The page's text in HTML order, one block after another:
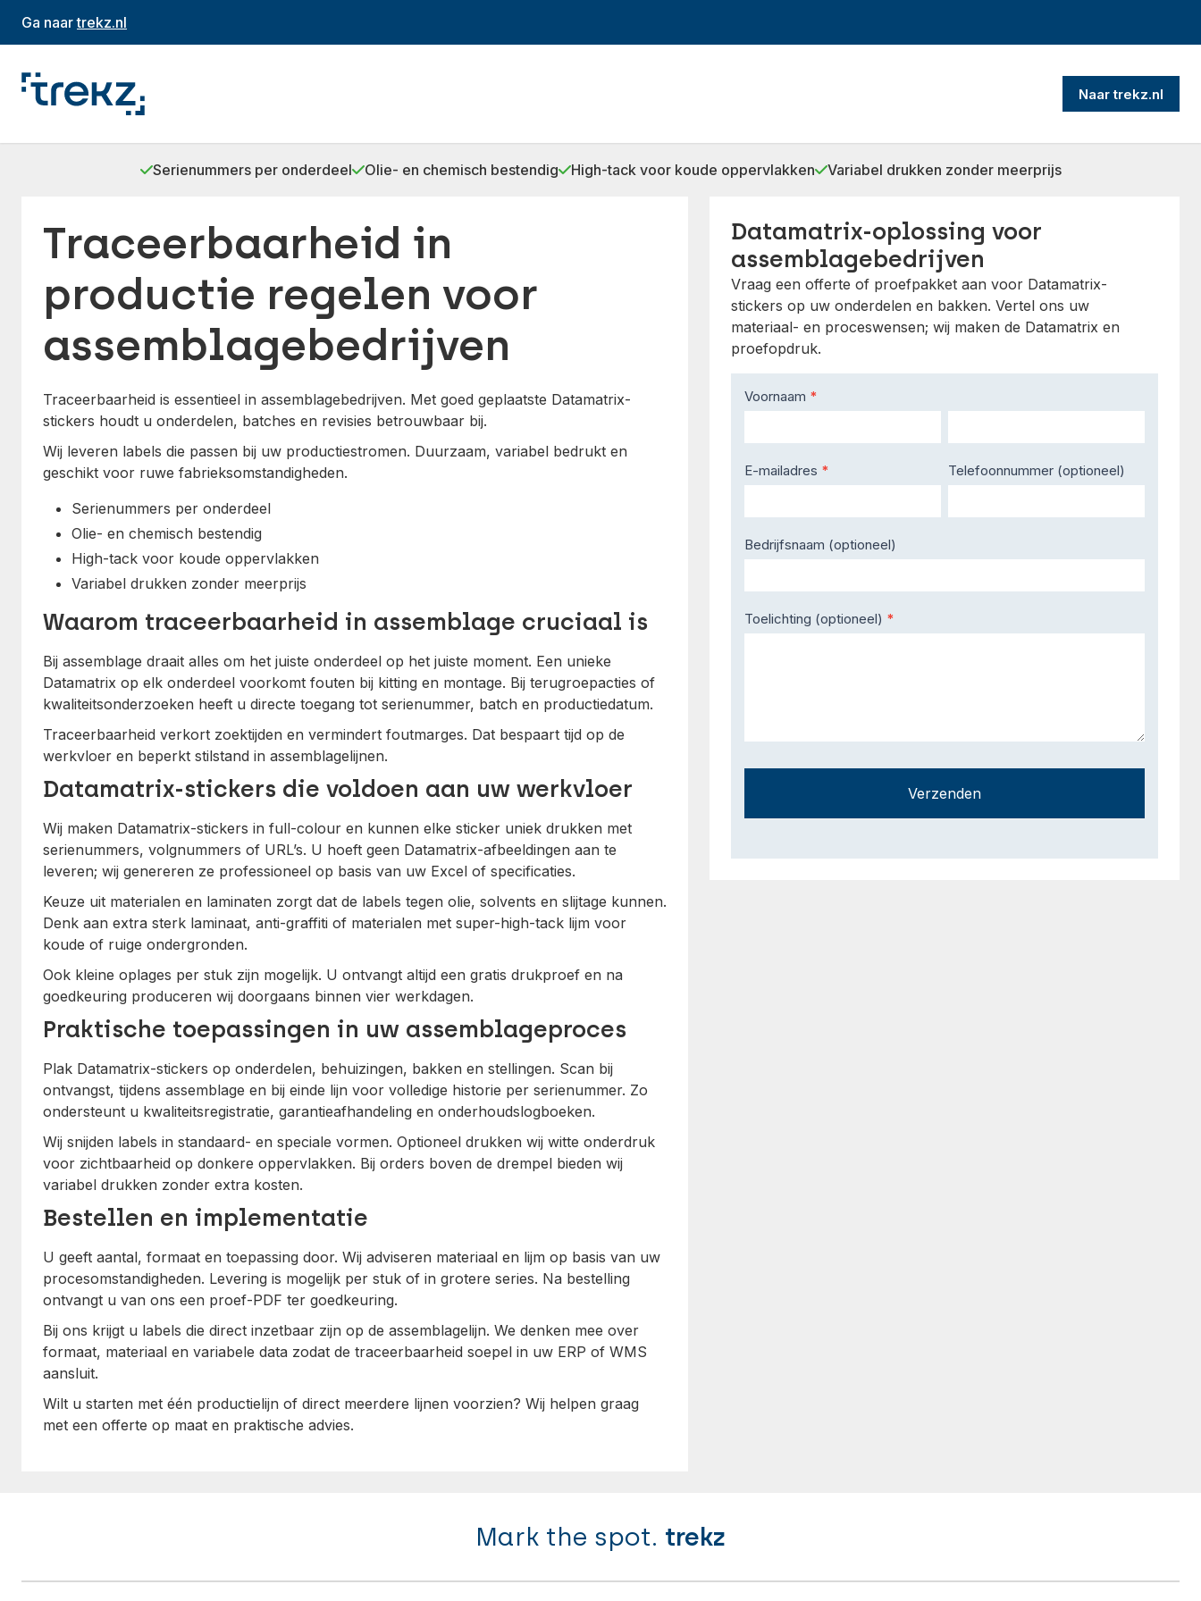
Ga naartrekz.nl
Naar trekz.nl
Serienummers per onderdeel Olie- en chemisch bestendig High-tack voor koude oppervlakken Variabel drukken zonder meerprijs
Traceerbaarheid in
productie regelen voor
assemblagebedrijven
Traceerbaarheid is essentieel in assemblagebedrijven. Met goed geplaatste Datamatrix-
stickers houdt u onderdelen, batches en revisies betrouwbaar bij.
Wij leveren labels die passen bij uw productiestromen. Duurzaam, variabel bedrukt en
geschikt voor ruwe fabrieksomstandigheden.
Serienummers per onderdeel
Olie- en chemisch bestendig
High-tack voor koude oppervlakken
Variabel drukken zonder meerprijs
Waarom traceerbaarheid in assemblage cruciaal is
Bij assemblage draait alles om het juiste onderdeel op het juiste moment. Een unieke
Datamatrix op elk onderdeel voorkomt fouten bij kitting en montage. Bij terugroepacties of
kwaliteitsonderzoeken heeft u directe toegang tot serienummer, batch en productiedatum.
Traceerbaarheid verkort zoektijden en vermindert foutmarges. Dat bespaart tijd op de
werkvloer en beperkt stilstand in assemblagelijnen.
Datamatrix-stickers die voldoen aan uw werkvloer
Wij maken Datamatrix-stickers in full-colour en kunnen elke sticker uniek drukken met
serienummers, volgnummers of URL’s. U hoeft geen Datamatrix-afbeeldingen aan te
leveren; wij genereren ze professioneel op basis van uw Excel of specificaties.
Keuze uit materialen en laminaten zorgt dat de labels tegen olie, solvents en slijtage kunnen.
Denk aan extra sterk laminaat, anti-graffiti of materialen met super-high-tack lijm voor
koude of ruige ondergronden.
Ook kleine oplages per stuk zijn mogelijk. U ontvangt altijd een gratis drukproef en na
goedkeuring produceren wij doorgaans binnen vier werkdagen.
Praktische toepassingen in uw assemblageproces
Plak Datamatrix-stickers op onderdelen, behuizingen, bakken en stellingen. Scan bij
ontvangst, tijdens assemblage en bij einde lijn voor volledige historie per serienummer. Zo
ondersteunt u kwaliteitsregistratie, garantieafhandeling en onderhoudslogboeken.
Wij snijden labels in standaard- en speciale vormen. Optioneel drukken wij witte onderdruk
voor zichtbaarheid op donkere oppervlakken. Bij orders boven de drempel bieden wij
variabel drukken zonder extra kosten.
Bestellen en implementatie
U geeft aantal, formaat en toepassing door. Wij adviseren materiaal en lijm op basis van uw
procesomstandigheden. Levering is mogelijk per stuk of in grotere series. Na bestelling
ontvangt u van ons een proef-PDF ter goedkeuring.
Bij ons krijgt u labels die direct inzetbaar zijn op de assemblagelijn. We denken mee over
formaat, materiaal en variabele data zodat de traceerbaarheid soepel in uw ERP of WMS
aansluit.
Wilt u starten met één productielijn of direct meerdere lijnen voorzien? Wij helpen graag
met een offerte op maat en praktische advies.
Datamatrix-oplossing voor
assemblagebedrijven
Vraag een offerte of proefpakket aan voor Datamatrix-
stickers op uw onderdelen en bakken. Vertel ons uw
materiaal- en proceswensen; wij maken de Datamatrix en
proefopdruk.
Contact
Us
Voornaam *
E-mailadres * Telefoonnummer (optioneel)
Bedrijfsnaam (optioneel)
Toelichting (optioneel) *
Verzenden
Mark the spot. trekz